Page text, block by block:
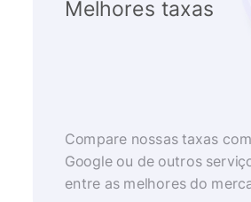
Melhores taxas
Compare nossas taxas
Google ou de outros
entre as melhores do